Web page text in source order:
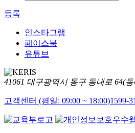
등록
인스타그램
페이스북
유튜브
41061 대구광역시 동구 동내로 64(
고객센터 (평일: 09:00 ~ 18:00)1599-